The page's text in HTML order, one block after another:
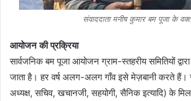
संवाददाता मनीष कुमार बम पूजा के वक्त
आयोजन की प्रक्रिया
सार्वजनिक बम पूजा आयोजन ग्राम-स्तहरीय समितियों
जाता है। हर वर्ष अलग-अलग गाँव इसे मेज़बानी करते
अध्यक्ष, सचिव, खचानजी, सहयोगी, सैनिक इत्यादि) के